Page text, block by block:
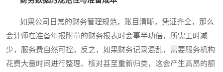
如果公司日常的财务管理规范，账目清晰，凭证齐全，那么
会计师在准备年报附带的财务报表时会事半功倍，所需工时减
少，服务费自然可控。反之，如果财务记录混乱，需要服务机构
花费大量时间进行整理、核对甚至重新归类，这会产生高昂的额